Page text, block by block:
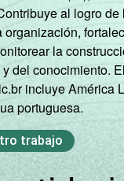
al logro
organización,
la
del conocimiento.
incluye América
portuguesa.
trabajo